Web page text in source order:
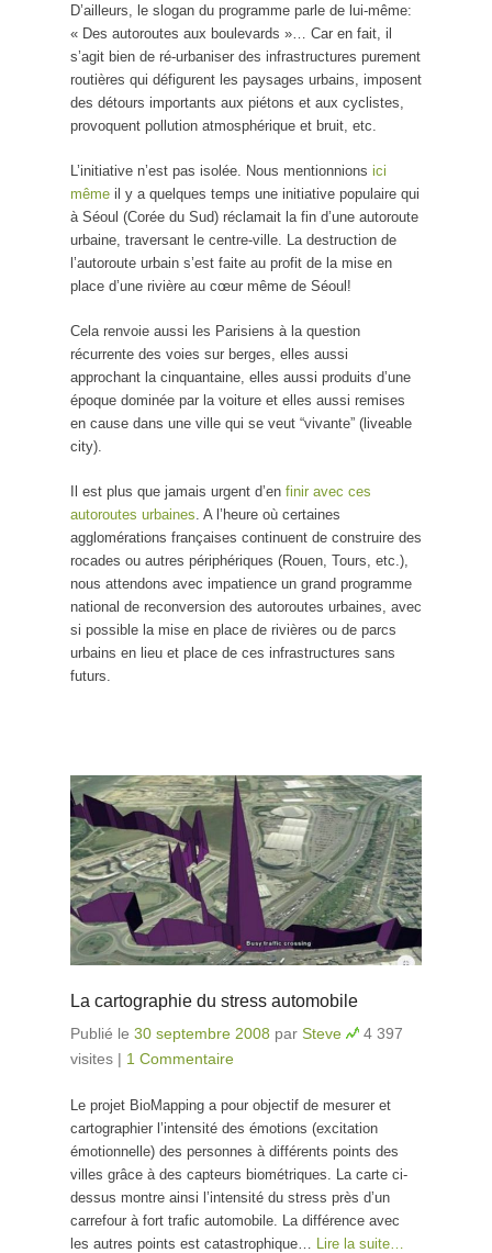
D’ailleurs, le slogan du programme parle de lui-même:
« Des autoroutes aux boulevards »… Car en fait, il
s’agit bien de ré-urbaniser des infrastructures purement
routières qui défigurent les paysages urbains, imposent
des détours importants aux piétons et aux cyclistes,
provoquent pollution atmosphérique et bruit, etc.
L’initiative n’est pas isolée. Nous mentionnions ici
même il y a quelques temps une initiative populaire qui
à Séoul (Corée du Sud) réclamait la fin d’une autoroute
urbaine, traversant le centre-ville. La destruction de
l’autoroute urbain s’est faite au profit de la mise en
place d’une rivière au cœur même de Séoul!
Cela renvoie aussi les Parisiens à la question
récurrente des voies sur berges, elles aussi
approchant la cinquantaine, elles aussi produits d’une
époque dominée par la voiture et elles aussi remises
en cause dans une ville qui se veut “vivante” (liveable
city).
Il est plus que jamais urgent d’en finir avec ces
autoroutes urbaines . A l’heure où certaines
agglomérations françaises continuent de construire des
rocades ou autres périphériques (Rouen, Tours, etc.),
nous attendons avec impatience un grand programme
national de reconversion des autoroutes urbaines, avec
si possible la mise en place de rivières ou de parcs
urbains en lieu et place de ces infrastructures sans
futurs.
La cartographie du stress automobile
Publié le 30 septembre 2008 par Steve
4 397
visites | 1 Commentaire
Le projet BioMapping a pour objectif de mesurer et
cartographier l’intensité des émotions (excitation
émotionnelle) des personnes à différents points des
villes grâce à des capteurs biométriques. La carte ci-
dessus montre ainsi l’intensité du stress près d’un
carrefour à fort trafic automobile. La différence avec
les autres points est catastrophique… Lire la suite…